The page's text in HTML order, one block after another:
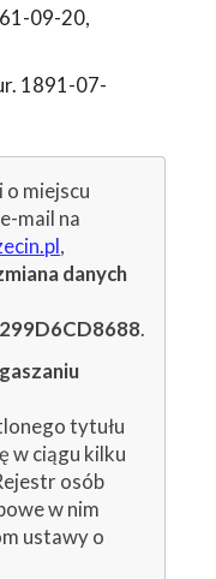
09-20,
1891-07-
miejscu
mail na
,
danych
.
tytułu
w ciągu kilku
osób
w nim
ustawy o